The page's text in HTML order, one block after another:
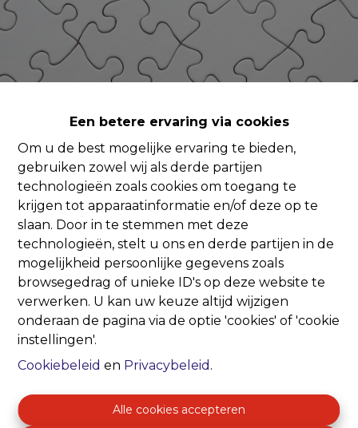
Een betere ervaring via cookies
Om u de best mogelijke ervaring te bieden,
gebruiken zowel wij als derde partijen
technologieën zoals cookies om toegang te
krijgen tot apparaatinformatie en/of deze op te
slaan. Door in te stemmen met deze
technologieën, stelt u ons en derde partijen in de
mogelijkheid persoonlijke gegevens zoals
browsegedrag of unieke ID's op deze website te
verwerken. U kan uw keuze altijd wijzigen
onderaan de pagina via de optie 'cookies' of 'cookie
instellingen'.
Cookiebeleid en Privacybeleid .
Alle cookies accepteren
Oeps, deze pagina
bestaat niet meer
Te koop Te huur